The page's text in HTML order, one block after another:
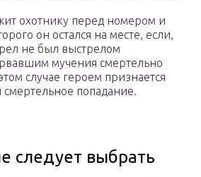
охотнику перед номером и
он остался на месте, если,
не был выстрелом
мучения смертельно
случае героем признается
попадание.
следует выбрать